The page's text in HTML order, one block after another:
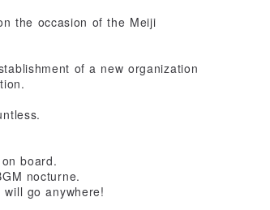
the occasion of the Meiji
of a new organization
board.
nocturne.
go anywhere!